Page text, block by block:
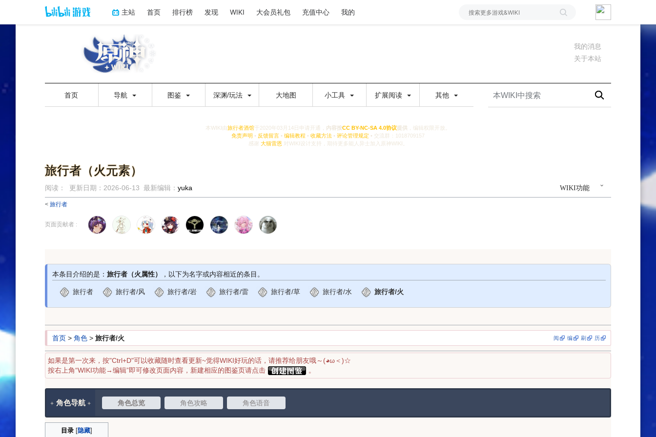
主站 首页 排行榜 发现 WIKI 大会员礼包 充值中心 我的
我的消息
关于本站
首页 导航 图鉴 深渊/玩法 大地图 小工具 扩展阅读 其他
本WIKI由旅行者酒馆于2020年03月14日申请开通， 内容按CC BY-NC-SA 4.0协议提供 ，编辑权限开放。
免责声明 • 反馈留言 • 编辑教程 • 收藏方法 • 评论管理规定 • 交流群：1018709157
感谢 大猫雷恩 对WIKI设计支持，期待更多能人异士加入原神WIKI。
旅行者（火元素）
WIKI功能
阅读： 更新日期： 2026-06-13 最新编辑： yuka
< 旅行者
到
到
页面贡献者 :
本条目介绍的是： 旅行者（火属性） ，以下为名字或内容相近的条目。
旅行者 旅行者/风 旅行者/岩 旅行者/雷 旅行者/草 旅行者/水 旅行者/火
阅 编 刷 历
首页 > 角色 > 旅行者/火
如果是第一次来，按"Ctrl+D"可以收藏随时查看更新~觉得WIKI好玩的话，请推荐给朋友哦～(◕ω＜)☆
按右上角“WIKI功能→编辑”即可修改页面内容，新建相应的图鉴页请点击
。
角色导航 角色总览 角色攻略 角色语音
目录